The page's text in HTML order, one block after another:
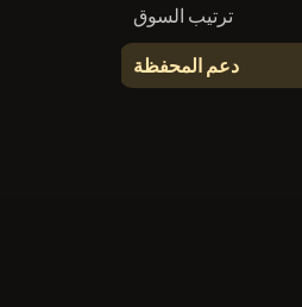
ترتيب السوق
دعم المحفظة